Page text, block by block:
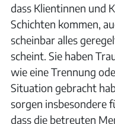
dass Klientinnen und
Schichten kommen,
scheinbar alles
scheint. Sie haben
wie eine Trennung
Situation gebracht
sorgen insbesondere
dass die betreuten